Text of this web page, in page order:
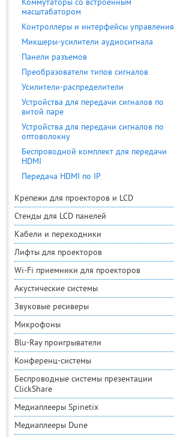
Коммутаторы со встроенным
масштабатором
Контроллеры и интерфейсы управления
Микшеры-усилители аудиосигнала
Панели разъемов
Преобразователи типов сигналов
Усилители-распределители
Устройства для передачи сигналов по
витой паре
Устройства для передачи сигналов по
оптоволокну
Беспроводной комплект для передачи
HDMI
Передача HDMI по IP
Крепежи для проекторов и LCD
Стенды для LCD панелей
Кабели и переходники
Лифты для проекторов
Wi-Fi приемники для проекторов
Акустические системы
Звуковые ресиверы
Микрофоны
Blu-Ray проигрыватели
Конференц-системы
Беспроводные системы презентации
ClickShare
Медиаплееры Spinetix
Медиаплееры Dune